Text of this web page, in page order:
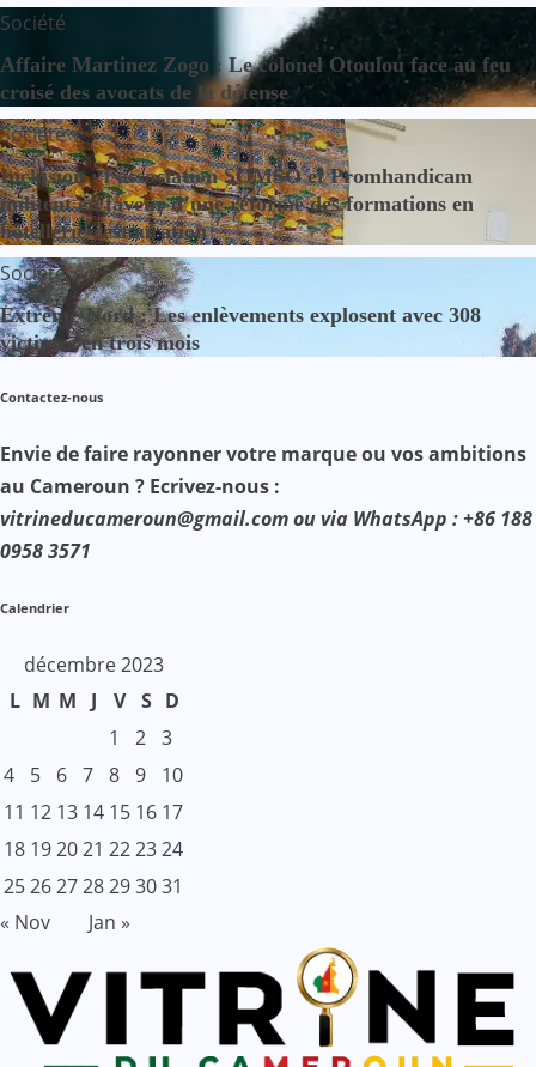
Société
Affaire Martinez Zogo : Le colonel Otoulou face au feu
croisé des avocats de la défense
Société
Inclusion : l’association SOMSO et Promhandicam
militent en faveur d’une réforme des formations en
hôtellerie-restauration
Société
Extrême-Nord : Les enlèvements explosent avec 308
victimes en trois mois
Contactez-nous
Envie de faire rayonner votre marque ou vos ambitions
au Cameroun ? Ecrivez-nous :
vitrineducameroun@gmail.com ou via WhatsApp : +86 188
0958 3571
Calendrier
décembre 2023
L M M J V S D
1
2 3
4
5 6 7 8 9
10
11 12 13 14 15 16 17
18 192021 222324
25262728293031
« Nov
Jan »